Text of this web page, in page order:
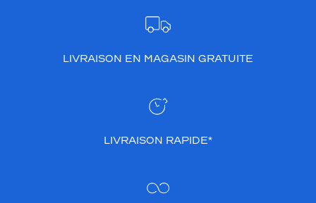
LIVRAISON EN MAGASIN GRATUITE
LIVRAISON RAPIDE*